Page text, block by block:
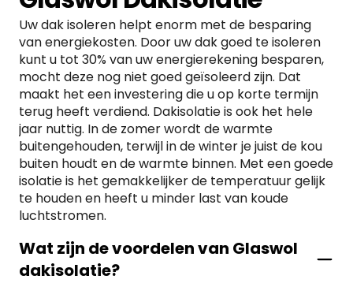
Uw dak isoleren helpt enorm met de besparing
van energiekosten. Door uw dak goed te isoleren
kunt u tot 30% van uw energierekening besparen,
mocht deze nog niet goed geïsoleerd zijn. Dat
maakt het een investering die u op korte termijn
terug heeft verdiend. Dakisolatie is ook het hele
jaar nuttig. In de zomer wordt de warmte
buitengehouden, terwijl in de winter je juist de kou
buiten houdt en de warmte binnen. Met een goede
isolatie is het gemakkelijker de temperatuur gelijk
te houden en heeft u minder last van koude
luchtstromen.
Wat zijn de voordelen van Glaswol
dakisolatie?